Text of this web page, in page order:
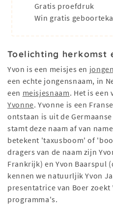
Gratis proefdruk
Win gratis
Toelichting herkomst
Yvon is een meisjes en
een echte jongensnaam, in
een meisjesnaam. Het is een
Yvonne. Yvonne is een
ontstaan is uit de
stamt deze naam af van
betekent 'taxusboom' of
dragers van de naam zijn
Frankrijk) en Yvon Baarspul
kennen we natuurljik Yvon
presentatrice van Boer zoekt
programma's.